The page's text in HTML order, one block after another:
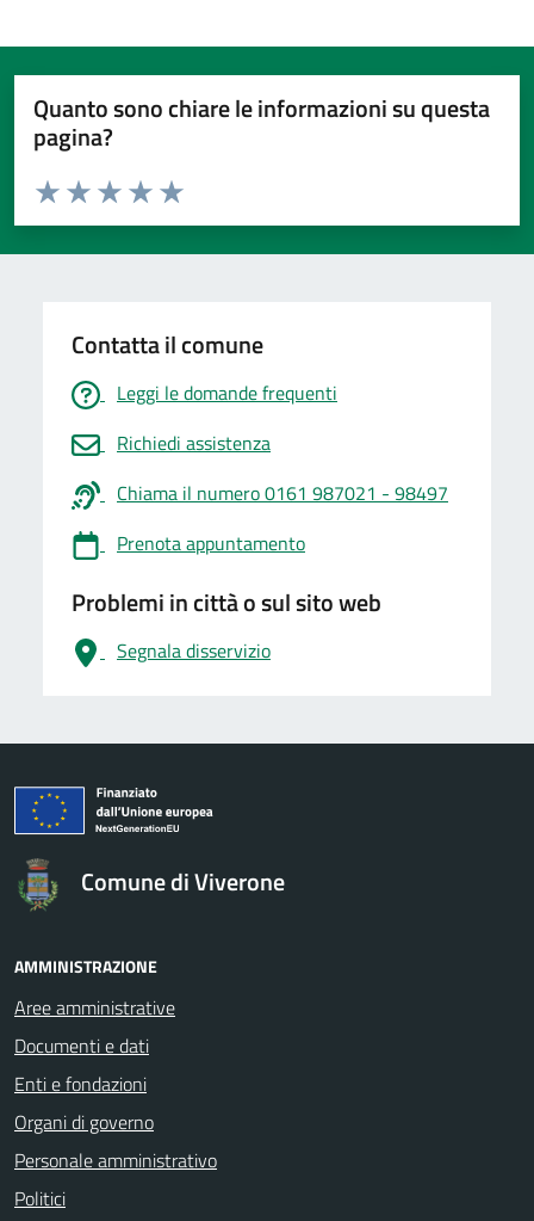
Quanto sono chiare le informazioni su questa
pagina?
Valuta da 1 a 5 stelle la pagina
Valuta 5 stelle su 5
Valuta 4 stelle su 5
Valuta 3 stelle su 5
Valuta 2 stelle su 5
Valuta 1 stelle su 5
Contatta il comune
Leggi le domande frequenti
Richiedi assistenza
Chiama il numero 0161 987021 - 98497
Prenota appuntamento
Problemi in città o sul sito web
Segnala disservizio
logo Unione Europea
Comune di Viverone
AMMINISTRAZIONE
Aree amministrative
Documenti e dati
Enti e fondazioni
Organi di governo
Personale amministrativo
Politici